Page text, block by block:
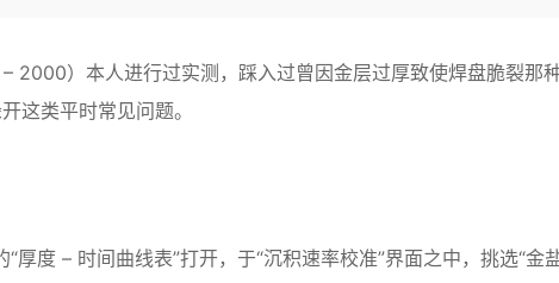
2000）本人进行过实测，踩入过曾因金层过厚致使焊盘脆裂那
这类平时常见问题。
厚度 – 时间曲线表”打开，于“沉积速率校准”界面之中，挑选“金